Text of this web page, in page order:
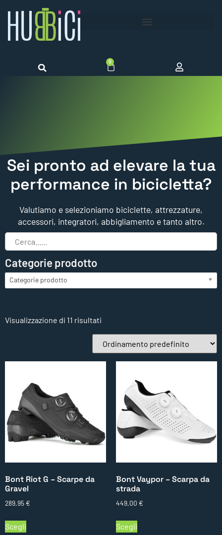
0
Sei pronto ad elevare la tua
performance in bicicletta?
Valutiamo e selezioniamo biciclette, attrezzature,
accessori, integratori, abbigliamento e tanto altro.
Categorie prodotto
Categorie prodotto
Visualizzazione di 11 risultati
Bont Riot G – Scarpe da
Gravel
289,95 €
Scegli
Bont Vaypor – Scarpa da
strada
449,00 €
Scegli